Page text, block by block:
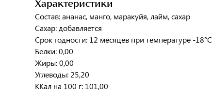
Характеристики
Состав: ананас, манго, маракуйя, лайм, сахар
Сахар: добавляется
Срок годности: 12 месяцев при температуре -18°C
Белки: 0,00
Жиры: 0,00
Углеводы: 25,20
ККал на 100 г: 101,00